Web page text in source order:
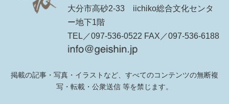
大分市高砂2-33 iichiko総合文化センタ
ー地下1階
TEL／097-536-0522 FAX／097-536-6188
掲載の記事・写真・イラストなど、すべてのコンテンツの無断複
写・転載・公衆送信 等を禁じます。